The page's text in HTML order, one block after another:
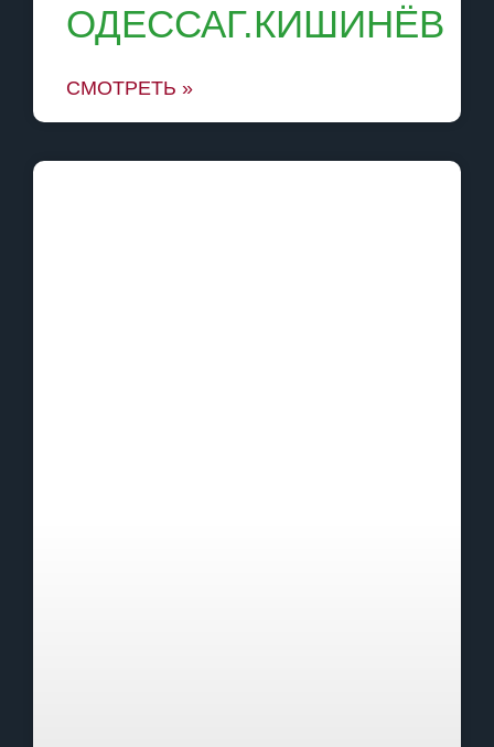
ОДЕССАГ.КИШИНЁВ
СМОТРЕТЬ »